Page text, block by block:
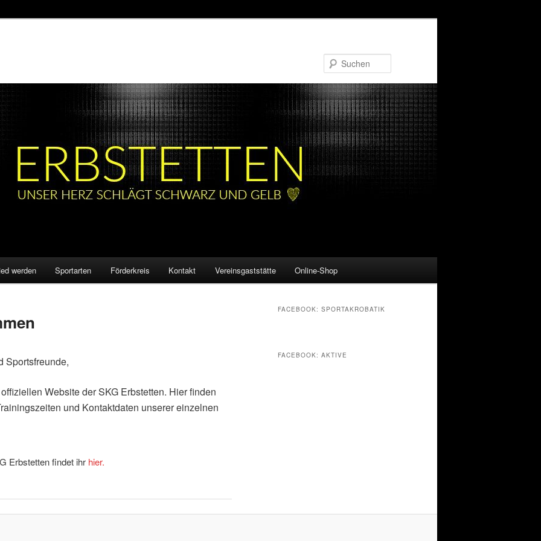
werden Sportarten Förderkreis Kontakt Vereinsgaststätte Online-Shop
Sportsfreunde,
Website der SKG Erbstetten. Hier finden
und Kontaktdaten unserer einzelnen
Erbstetten findet ihr hier.
FACEBOOK: SPORTAKROBATIK
FACEBOOK: AKTIVE